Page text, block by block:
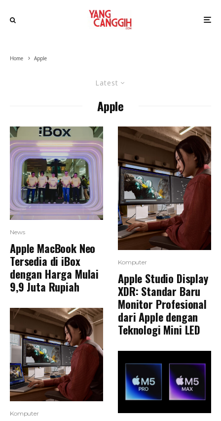
Home Apple
Latest
Apple
News
Apple MacBook Neo
Tersedia di iBox
dengan Harga Mulai
9,9 Juta Rupiah
Komputer
Komputer
Apple Studio Display
XDR: Standar Baru
Monitor Profesional
dari Apple dengan
Teknologi Mini LED